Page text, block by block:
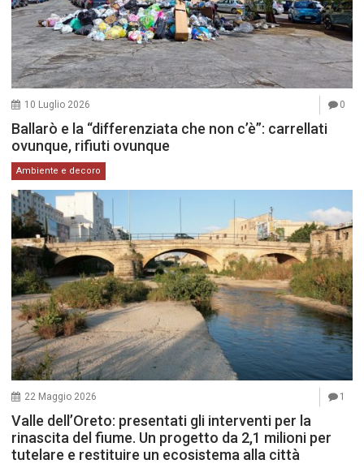
10 Luglio 2026 0
Ballarò e la “differenziata che non c’è”: carrellati
ovunque, rifiuti ovunque
Ambiente e decoro
22 Maggio 2026 1
Valle dell’Oreto: presentati gli interventi per la
rinascita del fiume. Un progetto da 2,1 milioni per
tutelare e restituire un ecosistema alla città